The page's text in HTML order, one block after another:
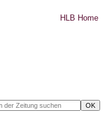
HLB Home